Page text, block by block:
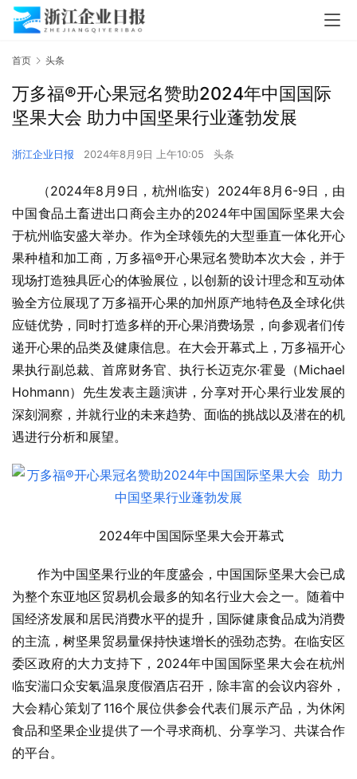
首页 头条
万多福®开心果冠名赞助2024年中国国际
坚果大会 助力中国坚果行业蓬勃发展
浙江企业日报 2024年8月9日 上午10:05 头条
（2024年8月9日，杭州临安）2024年8月6-9日，由
中国食品土畜进出口商会主办的2024年中国国际坚果大会
于杭州临安盛大举办。作为全球领先的大型垂直一体化开心
果种植和加工商，万多福®开心果冠名赞助本次大会，并于
现场打造独具匠心的体验展位，以创新的设计理念和互动体
验全方位展现了万多福开心果的加州原产地特色及全球化供
应链优势，同时打造多样的开心果消费场景，向参观者们传
递开心果的品类及健康信息。在大会开幕式上，万多福开心
果执行副总裁、首席财务官、执行长迈克尔·霍曼（Michael
Hohmann）先生发表主题演讲，分享对开心果行业发展的
深刻洞察，并就行业的未来趋势、面临的挑战以及潜在的机
遇进行分析和展望。
2024年中国国际坚果大会开幕式
作为中国坚果行业的年度盛会，中国国际坚果大会已成
为整个东亚地区贸易机会最多的知名行业大会之一。随着中
国经济发展和居民消费水平的提升，国际健康食品成为消费
的主流，树坚果贸易量保持快速增长的强劲态势。在临安区
委区政府的大力支持下，2024年中国国际坚果大会在杭州
临安湍口众安氡温泉度假酒店召开，除丰富的会议内容外，
大会精心策划了116个展位供参会代表们展示产品，为休闲
食品和坚果企业提供了一个寻求商机、分享学习、共谋合作
的平台。